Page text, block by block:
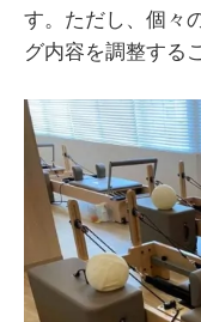
す。ただし、個々
グ内容を調整する